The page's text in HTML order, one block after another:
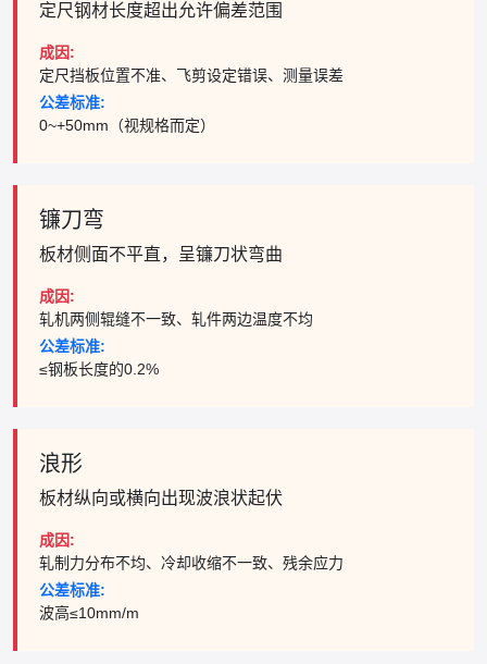
定尺钢材长度超出允许偏差范围
成因:
定尺挡板位置不准、飞剪设定错误、测量误差
公差标准:
0~+50mm（视规格而定）
镰刀弯
板材侧面不平直，呈镰刀状弯曲
成因:
轧机两侧辊缝不一致、轧件两边温度不均
公差标准:
≤钢板长度的0.2%
浪形
板材纵向或横向出现波浪状起伏
成因:
轧制力分布不均、冷却收缩不一致、残余应力
公差标准:
波高≤10mm/m